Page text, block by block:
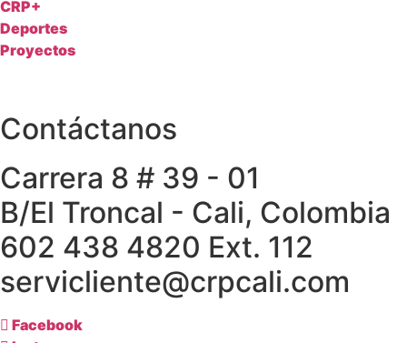
CRP+
Deportes
Proyectos
Contáctanos
Carrera 8 # 39 - 01
B/El Troncal - Cali, Colombia
602 438 4820 Ext. 112
servicliente@crpcali.com
Facebook